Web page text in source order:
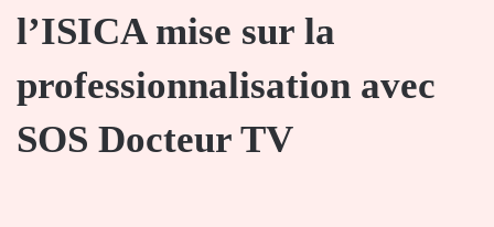
l’ISICA mise sur la
professionnalisation avec
SOS Docteur TV